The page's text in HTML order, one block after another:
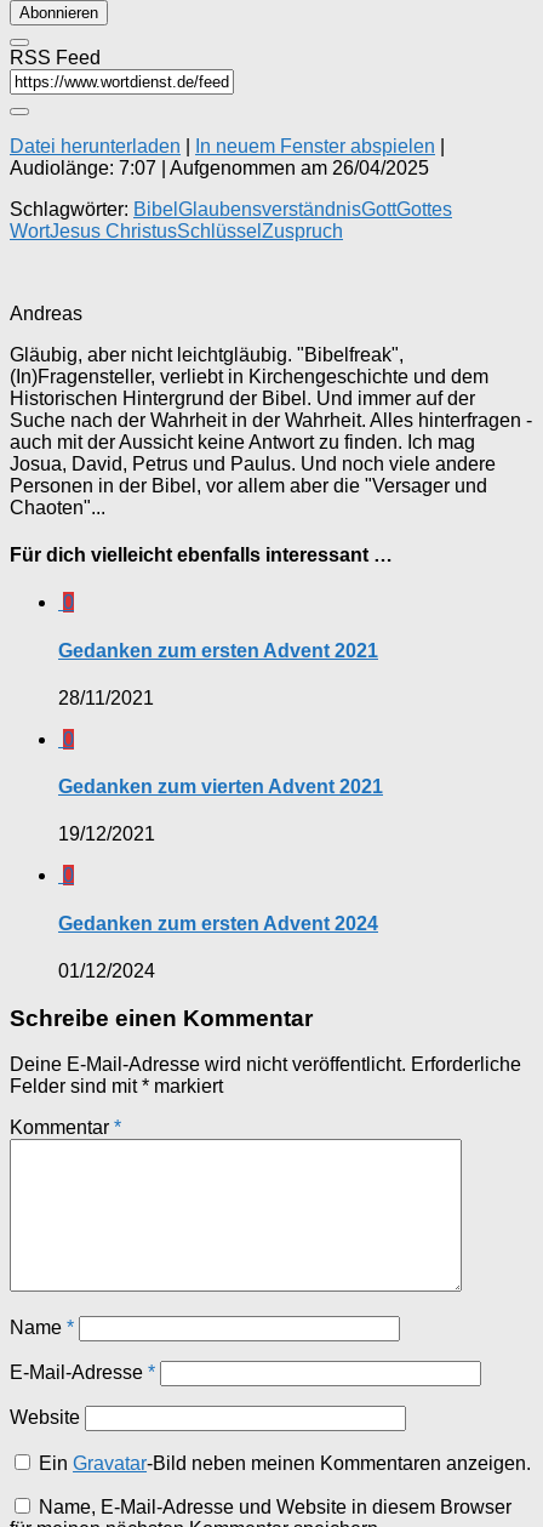
Abonnieren
RSS Feed
Datei herunterladen In neuem Fenster abspielen
Audiolänge: 7:07
Aufgenommen am 26/04/2025
Schlagwörter: Bibel GlaubensverständnisGottGottes
WortJesus ChristusSchlüssel Zuspruch
Andreas
Gläubig, aber nicht leichtgläubig. "Bibelfreak",
(In)Fragensteller, verliebt in Kirchengeschichte und dem
Historischen Hintergrund der Bibel. Und immer auf der
Suche nach der Wahrheit in der Wahrheit. Alles hinterfragen -
auch mit der Aussicht keine Antwort zu finden. Ich mag
Josua, David, Petrus und Paulus. Und noch viele andere
Personen in der Bibel, vor allem aber die "Versager und
Chaoten"...
Für dich vielleicht ebenfalls interessant …
0
Gedanken zum ersten Advent 2021
28/11/2021
0
Gedanken zum vierten Advent 2021
19/12/2021
0
Gedanken zum ersten Advent 2024
01/12/2024
Schreibe einen Kommentar
Deine E-Mail-Adresse wird nicht veröffentlicht. Erforderliche
Felder sind mit* markiert
Kommentar *
Name *
E-Mail-Adresse *
Website
EinGravatar-Bild neben meinen Kommentaren anzeigen.
Name, E-Mail-Adresse und Website in diesem Browser